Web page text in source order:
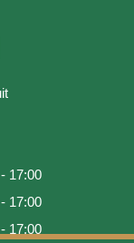
17:00
17:00
17:00